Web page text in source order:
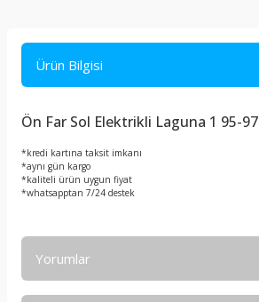
Ürün Bilgisi
Ön Far Sol Elektrikli Laguna 1 95-97
*kredi kartına taksit imkanı
*aynı gün kargo
*kaliteli ürün uygun fiyat
*whatsapptan 7/24 destek
Yorumlar